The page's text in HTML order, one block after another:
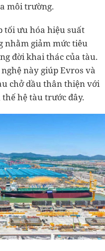
môi trường.
tối ưu hóa hiệu suất
nhằm giảm mức tiêu
đời khai thác của tàu.
này giúp Evros và
chở dầu thân thiện với
hệ tàu trước đây.